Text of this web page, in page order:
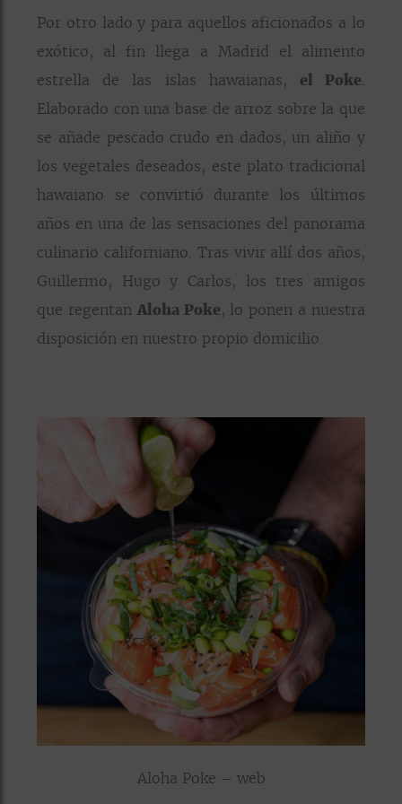
Por otro lado y para aquellos aficionados a lo
exótico, al fin llega a Madrid el alimento
estrella de las islas hawaianas, el Poke.
Elaborado con una base de arroz sobre la que
se añade pescado crudo en dados, un aliño y
los vegetales deseados, este plato tradicional
hawaiano se convirtió durante los últimos
años en una de las sensaciones del panorama
culinario californiano. Tras vivir allí dos años,
Guillermo, Hugo y Carlos, los tres amigos
que regentan Aloha Poke, lo ponen a nuestra
disposición en nuestro propio domicilio.
Aloha Poke – web